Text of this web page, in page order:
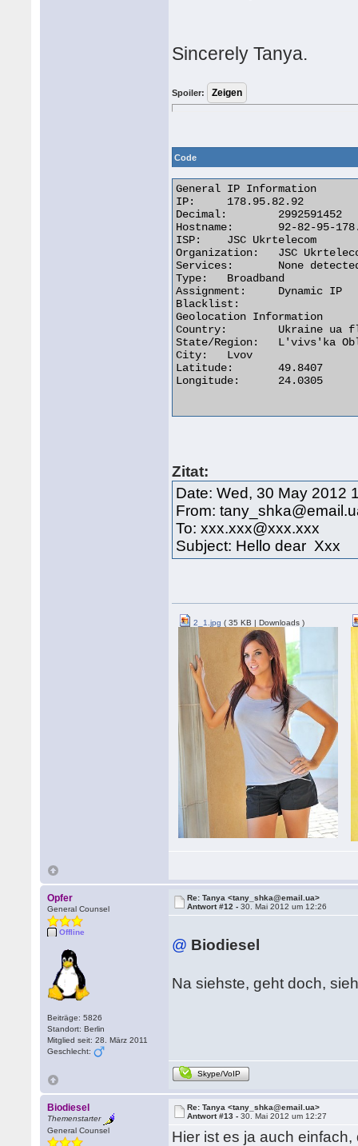
Sincerely Tanya.
Spoiler:
Code
General IP Information
IP:	178.95.82.92
Decimal:	2992591452
Hostname:	92-82-95-178.pool.ukrtel.net
ISP:	JSC Ukrtelecom
Organization:	JSC Ukrtelecom
Services:	None detected
Type:	Broadband
Assignment:	Dynamic IP
Blacklist:
Geolocation Information
Country:	Ukraine ua flag
State/Region:	L'vivs'ka Oblast'
City:	Lvov
Latitude:	49.8407
Longitude:	24.0305
Zitat:
Date: Wed, 30 May 2012
From:
To: xxx.xxx@xxx.xxx
Subject: Hello dear Xxx
2_1.jpg ( 35 KB | Downloads )
Opfer
General Counsel
Offline
Beiträge: 5826
Standort: Berlin
Mitglied seit: 28. März 2011
Geschlecht:
Re: Tanya <tany_shka@email.ua>
Antwort #12 -30. Mai 2012 um 12:26
@ Biodiesel
Na siehste, geht doch,
Skype/VoIP
Biodiesel
Themenstarter
General Counsel
Re: Tanya <tany_shka@email.ua>
Antwort #13 -30. Mai 2012 um 12:27
Hier ist es ja auch